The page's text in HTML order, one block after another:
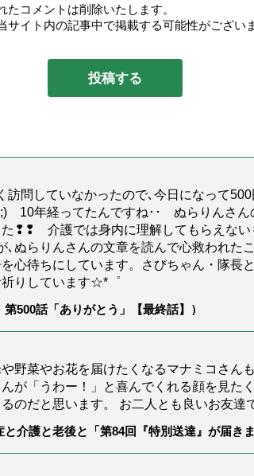
コメントは削除いたします。
サイト内の記事中で掲載する可能性がござい
訪問していなかったので､今日になって500
10年経ってたんですね･･ ぬらりんさん
た❢❢ 介護では身内に理解してもらえない
､ぬらりんさんの文章を読んで心救われた
心待ちにしています。さびちゃん・隊長
祈りしています☆*゜
500話「ありがとう」【最終話】）
や野菜やお花を届けたくなるマナミコさん
が「うわー！」と喜んでくれる顔を見た
のだと思います。 お二人とも良いお友達
と介護と老後と「第84回『特別送達』が届き